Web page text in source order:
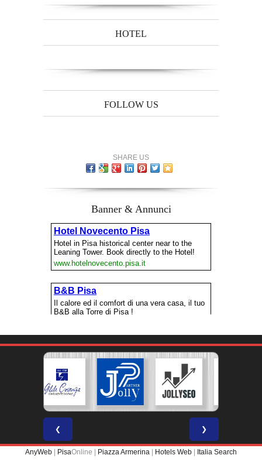
HOTEL
FOLLOW US
SHARE US
Banner & Annunci
❮ ❯
AnyWeb PisaOnline | Piazza Armerina Hotels Web Italia Search